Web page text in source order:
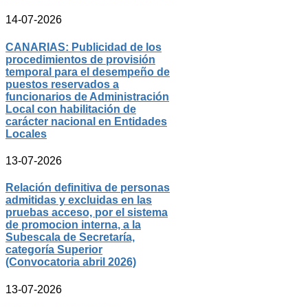
14-07-2026
CANARIAS: Publicidad de los
procedimientos de provisión
temporal para el desempeño de
puestos reservados a
funcionarios de Administración
Local con habilitación de
carácter nacional en Entidades
Locales
13-07-2026
Relación definitiva de personas
admitidas y excluidas en las
pruebas acceso, por el sistema
de promocion interna, a la
Subescala de Secretaría,
categoría Superior
(Convocatoria abril 2026)
13-07-2026